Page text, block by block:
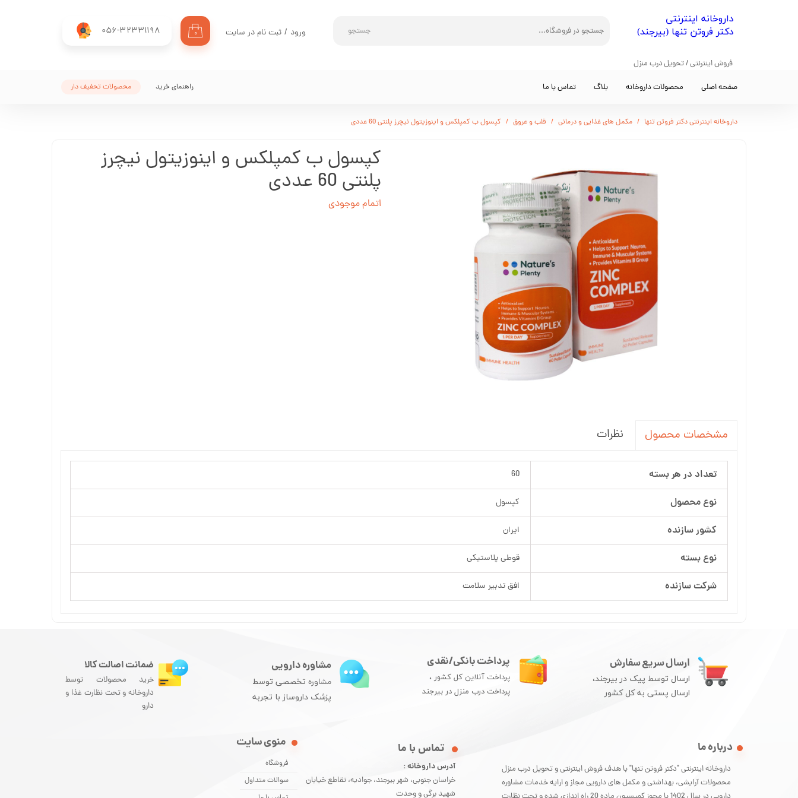
​داروخانه اینترنتی
دکتر فروتن تنها (بیرجند)
فروش اینترنتی / تحویل درب منزل
056-32331198 جستجو ۰ ورود / ثبت نام در سایت
صفحه اصلی محصولات داروخانه بلاگ تماس با ما محصولات تحفیف دار راهنمای خرید
داروخانه اینترنتی دکتر فروتن تنها مکمل های غذایی و درمانی قلب و عروق کپسول ب کمپلکس و اینوزیتول نیچرز پلنتی 60 عددی
کپسول ب کمپلکس و اینوزیتول نیچرز
پلنتی 60 عددی
اتمام موجودی
مشخصات محصول نظرات
تعداد در هر بسته 60
نوع محصول کپسول
کشور سازنده ایران
نوع بسته قوطی پلاستیکی
شرکت سازنده افق تدبیر سلامت
ارسال سریع سفارش
ارسال توسط پیک در بیرجند،
ارسال پستی به کل کشور
درباره ما
داروخانه اینترنتی "دکتر فروتن تنها" با هدف فروش اینترنتی و تحویل درب منزل
محصولات آرایشی، بهداشتی و مکمل های دارویی مجاز و ارایه خدمات مشاوره
منوی سایت
فروشگاه
سوالات متداول
پرداخت بانکی/نقدی
پرداخت آنلاین کل کشور ،
پرداخت درب منزل در بیرجند
مشاوره دارویی
مشاوره تخصصی توسط
پزشک داروساز با تجربه
ضمانت اصالت کالا
خرید محصولات توسط
داروخانه و تحت نظارت غذا و
دارو
آدرس داروخانه :
خراسان جنوبی، شهر بیرجند، جوادیه، تقاطع خیابان
شهید برگی و وحدت
​تماس با ما